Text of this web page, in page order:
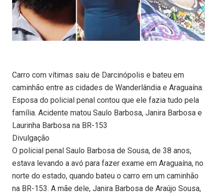
Carro com vítimas saiu de Darcinópolis e bateu em
caminhão entre as cidades de Wanderlândia e Araguaína.
Esposa do policial penal contou que ele fazia tudo pela
família. Acidente matou Saulo Barbosa, Janira Barbosa e
Laurinha Barbosa na BR-153
Divulgação
O policial penal Saulo Barbosa de Sousa, de 38 anos,
estava levando a avó para fazer exame em Araguaína, no
norte do estado, quando bateu o carro em um caminhão
na BR-153. A mãe dele, Janira Barbosa de Araújo Sousa,